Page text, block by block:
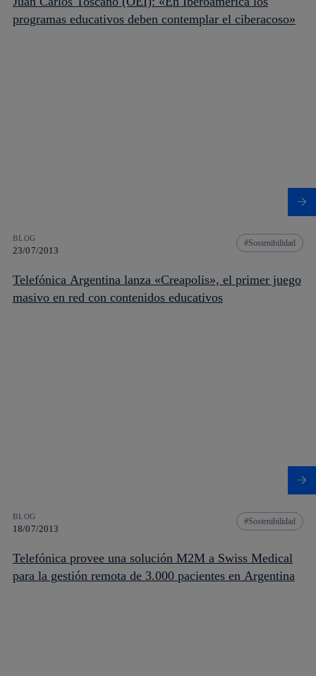
programas educativos deben contemplar el ciberacoso»
BLOG
23/07/2013
Sostenibilidad
Telefónica Argentina lanza «Creapolis», el primer juego
masivo en red con contenidos educativos
BLOG
18/07/2013
Sostenibilidad
Telefónica provee una solución M2M a Swiss Medical
para la gestión remota de 3.000 pacientes en Argentina